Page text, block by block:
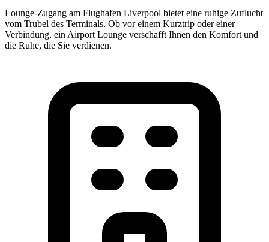
Lounge-Zugang am Flughafen Liverpool bietet eine ruhige Zuflucht
vom Trubel des Terminals. Ob vor einem Kurztrip oder einer
Verbindung, ein Airport Lounge verschafft Ihnen den Komfort und
die Ruhe, die Sie verdienen.